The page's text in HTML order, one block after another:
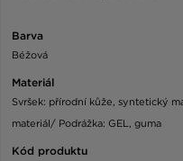
Barva
Béžová
Materiál
Svršek: přírodní kůže, syntetický
materiál/ Podrážka: GEL, guma
Kód produktu